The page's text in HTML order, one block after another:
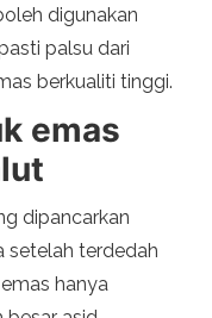
digunakan
palsu dari
berkualiti tinggi.
emas
dipancarkan
setelah terdedah
hanya